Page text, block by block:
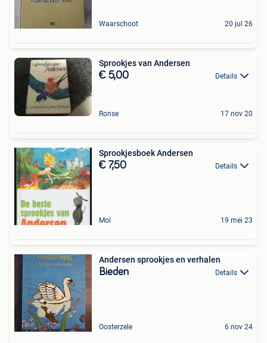
Waarschoot 20 jul 26
Sprookjes van Andersen
€ 5,00 Details
Ronse 17 nov 20
Sprookjesboek Andersen
€ 7,50 Details
Mol 19 mei 23
Andersen sprookjes en verhalen
Bieden Details
Oosterzele 6 nov 24